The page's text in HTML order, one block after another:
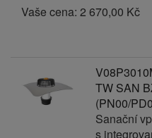
Vaše cena: 2 670,00 Kč
TW SAN
(PN00/
Sanační
s